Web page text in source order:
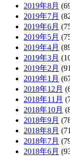
2019年8月
2019年7月
2019年6月
2019年5月
2019年4月
2019年3月
2019年2月
2019年1月
2018年12月
2018年11月
2018年10月
2018年9月
2018年8月
2018年7月
2018年6月